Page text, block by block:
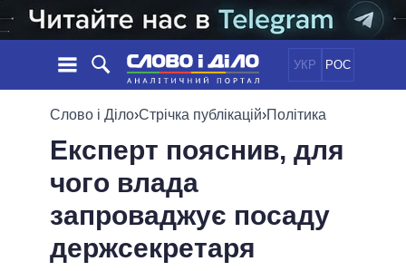
УКР РОС
НОВИНИ
СТРІЧКА
ПОДІЇ
СТАТТІ
ДУМКИ
ОГЛЯДИ
ПОЛІТИКА
СУСПІЛЬСТВО
ОБIЦЯНКИ
ПОЛIТИКИ
УСІ ПОЛІТИКИ
ПРЕЗИДЕНТ І ОФІС
ІНФОГРАФІКА
Слово і Діло›Стрічка публікацій›Політика
Експерт пояснив, для
чого влада
запроваджує посаду
держсекретаря